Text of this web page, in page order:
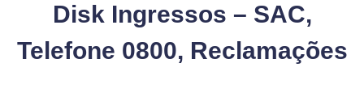
Disk Ingressos – SAC,
Telefone 0800, Reclamações